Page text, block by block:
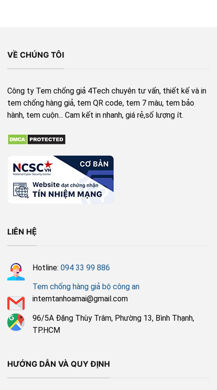
VỀ CHÚNG TÔI
Công ty Tem chống giả 4Tech chuyên tư vấn, thiết kế và in
tem chống hàng giả, tem QR code, tem 7 màu, tem bảo
hành, tem cuộn... Cam kết in nhanh, giá rẻ,số lượng ít.
LIÊN HỆ
Hotline: 094 33 99 886
Tem chống hàng giả bộ công an
intemtanhoamai@gmail.com
96/5A Đặng Thùy Trâm, Phường 13, Bình Thạnh,
TP.HCM
HƯỚNG DẪN VÀ QUY ĐỊNH